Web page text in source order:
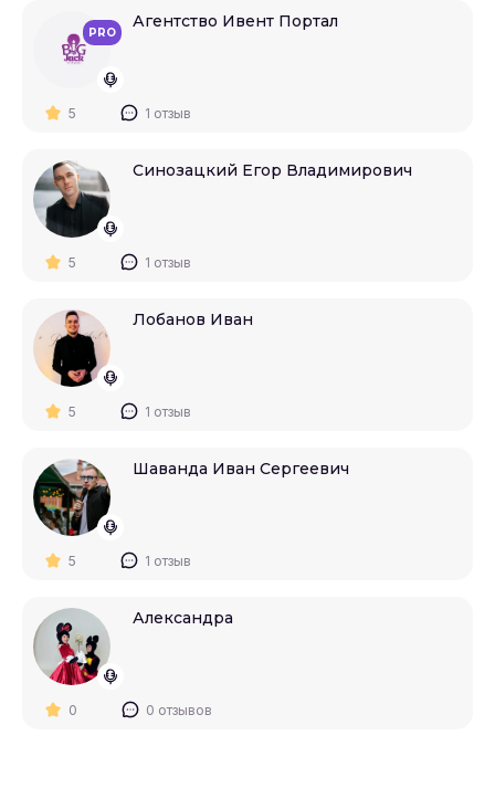
PRO
Агентство Ивент Портал
5 1 отзыв
Синозацкий Егор Владимирович
5 1 отзыв
Лобанов Иван
5 1 отзыв
Шаванда Иван Сергеевич
5 1 отзыв
Александра
0 0 отзывов